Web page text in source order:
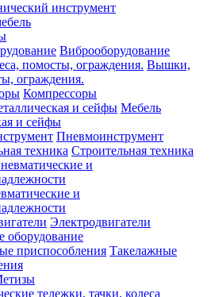
инструмент
Виброоборудование
Вышки,
ограждения.
Компрессоры
Мебель
и сейфы
Пневмоинструмент
Строительная техника
и
Электродвигатели
оборудование
Такелажные